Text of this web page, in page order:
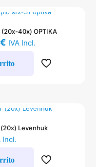
40x) OPTIKA
€El
actual
IVA Incl.
Levenhuk
Incl.